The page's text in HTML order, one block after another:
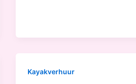
Kayakverhuur